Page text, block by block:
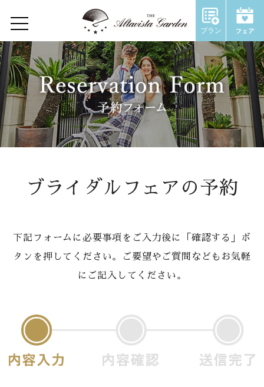
プラン
Home
Concept
Restaurant
Wedding
ウェディングトップ
Chapel
Food
Movie
ブライダルフェアの予約
下記フォームに必要事項をご入力後に「確認する」ボ
タンを押してください。ご要望やご質問などもお気軽
にご記入してください。